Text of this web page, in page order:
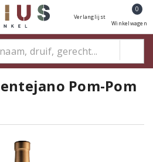
Verlanglijst
0
Winkelwagen
Pom-Pom